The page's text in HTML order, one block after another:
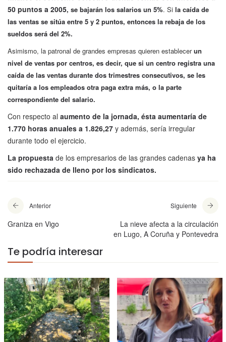
50 puntos a 2005, se bajarán los salarios un 5%. Si la caída de
las ventas se sitúa entre 5 y 2 puntos, entonces la rebaja de los
sueldos será del 2%.
Asimismo, la patronal de grandes empresas quieren establecerun
nivel de ventas por centros, es decir, que si un centro registra una
caída de las ventas durante dos trimestres consecutivos, se les
quitaría a los empleados otra paga extra más, o la parte
correspondiente del salario.
Con respecto al aumento de la jornada, ésta aumentaría de
1.770 horas anuales a 1.826,27 y además, sería irregular
durante todo el ejercicio.
La propuesta de los empresarios de las grandes cadenas ya ha
sido rechazada de lleno por los sindicatos.
Anterior
Graniza en Vigo
Siguiente
La nieve afecta a la circulación
en Lugo, A Coruña y Pontevedra
Te podría interesar